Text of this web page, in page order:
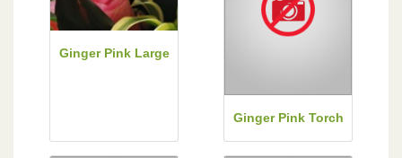
Ginger Pink Large
Ginger Pink Torch